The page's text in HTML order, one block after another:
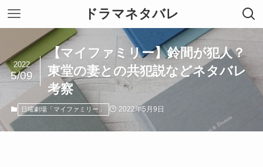
ドラマネタバレ
【マイファミリー】鈴間が犯人？
東堂の妻との共犯説などネタバレ
考察
2022
5/09
日曜劇場「マイファミリー」 2022年5月9日